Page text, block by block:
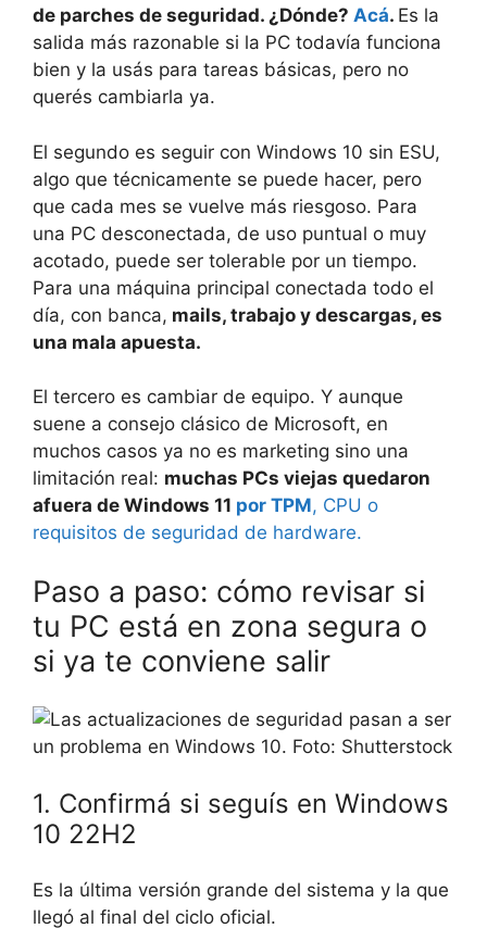
de parches de seguridad. ¿Dónde? Acá. Es la
salida más razonable si la PC todavía funciona
bien y la usás para tareas básicas, pero no
querés cambiarla ya.
El segundo es seguir con Windows 10 sin ESU,
algo que técnicamente se puede hacer, pero
que cada mes se vuelve más riesgoso. Para
una PC desconectada, de uso puntual o muy
acotado, puede ser tolerable por un tiempo.
Para una máquina principal conectada todo el
día, con banca, mails, trabajo y descargas, es
una mala apuesta.
El tercero es cambiar de equipo. Y aunque
suene a consejo clásico de Microsoft, en
muchos casos ya no es marketing sino una
limitación real: muchas PCs viejas quedaron
afuera de Windows 11 por TPM, CPU o
requisitos de seguridad de hardware.
Paso a paso: cómo revisar si
tu PC está en zona segura o
si ya te conviene salir
1. Confirmá si seguís en Windows
10 22H2
Es la última versión grande del sistema y la que
llegó al final del ciclo oficial.